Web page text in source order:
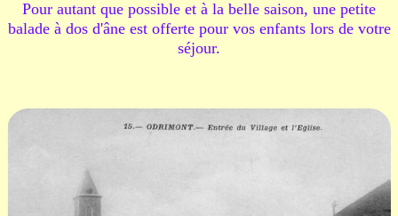
Pour autant que possible et à la belle saison, une petite
balade à dos d'âne est offerte pour vos enfants lors de votre
séjour.